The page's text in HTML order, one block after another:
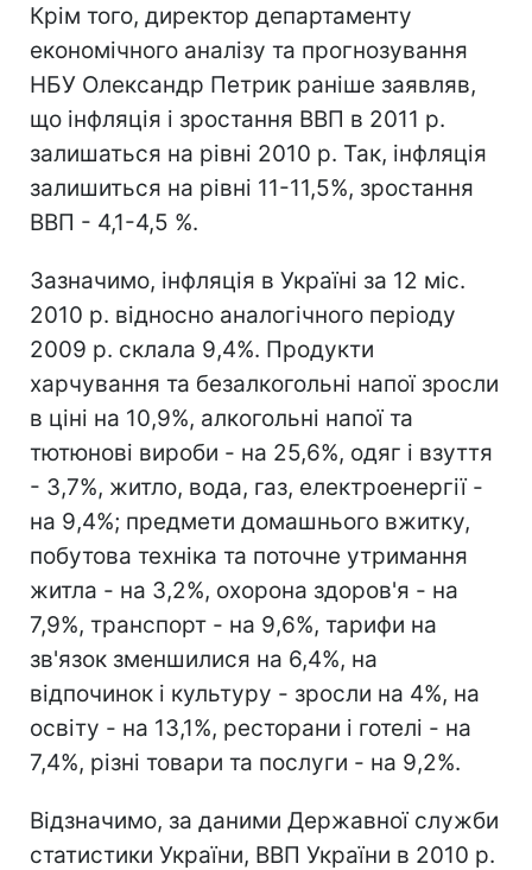
Крім того, директор департаменту
економічного аналізу та прогнозування
НБУ Олександр Петрик раніше заявляв,
що інфляція і зростання ВВП в 2011 р.
залишаться на рівні 2010 р. Так, інфляція
залишиться на рівні 11-11,5%, зростання
ВВП - 4,1-4,5 %.
Зазначимо, інфляція в Україні за 12 міс.
2010 р. відносно аналогічного періоду
2009 р. склала 9,4%. Продукти
харчування та безалкогольні напої зросли
в ціні на 10,9%, алкогольні напої та
тютюнові вироби - на 25,6%, одяг і взуття
- 3,7%, житло, вода, газ, електроенергії -
на 9,4%; предмети домашнього вжитку,
побутова техніка та поточне утримання
житла - на 3,2%, охорона здоров'я - на
7,9%, транспорт - на 9,6%, тарифи на
зв'язок зменшилися на 6,4%, на
відпочинок і культуру - зросли на 4%, на
освіту - на 13,1%, ресторани і готелі - на
7,4%, різні товари та послуги - на 9,2%.
Відзначимо, за даними Державної служби
статистики України, ВВП України в 2010 р.